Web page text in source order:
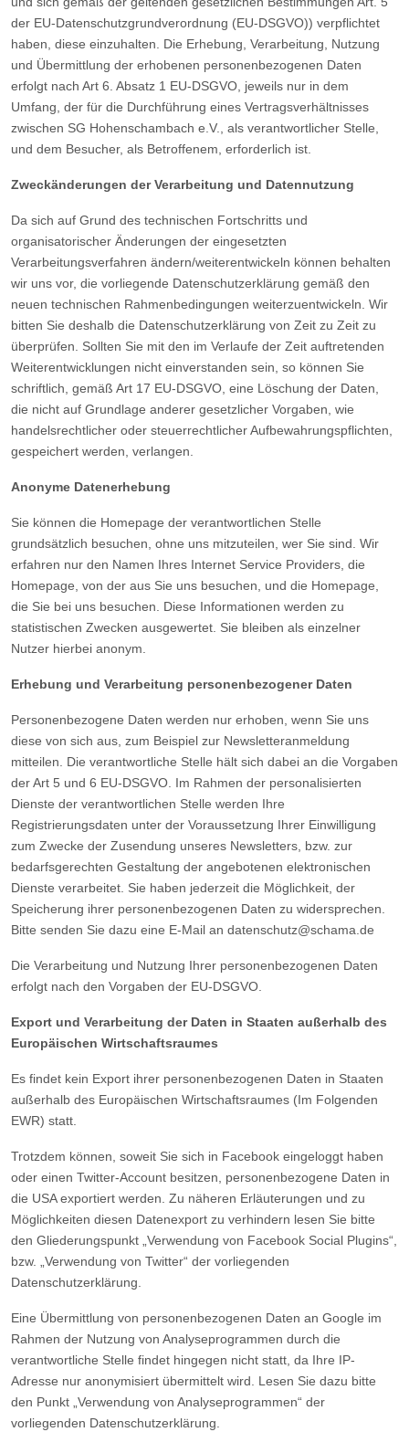
der EU-Datenschutzgrundverordnung (EU-DSGVO)) verpflichtet
haben, diese einzuhalten. Die Erhebung, Verarbeitung, Nutzung
und Übermittlung der erhobenen personenbezogenen Daten
erfolgt nach Art 6. Absatz 1 EU-DSGVO, jeweils nur in dem
Umfang, der für die Durchführung eines Vertragsverhältnisses
zwischen SG Hohenschambach e.V., als verantwortlicher Stelle,
und dem Besucher, als Betroffenem, erforderlich ist.
Zweckänderungen der Verarbeitung und Datennutzung
Da sich auf Grund des technischen Fortschritts und
organisatorischer Änderungen der eingesetzten
Verarbeitungsverfahren ändern/weiterentwickeln können behalten
wir uns vor, die vorliegende Datenschutzerklärung gemäß den
neuen technischen Rahmenbedingungen weiterzuentwickeln. Wir
bitten Sie deshalb die Datenschutzerklärung von Zeit zu Zeit zu
überprüfen. Sollten Sie mit den im Verlaufe der Zeit auftretenden
Weiterentwicklungen nicht einverstanden sein, so können Sie
schriftlich, gemäß Art 17 EU-DSGVO, eine Löschung der Daten,
die nicht auf Grundlage anderer gesetzlicher Vorgaben, wie
handelsrechtlicher oder steuerrechtlicher Aufbewahrungspflichten,
gespeichert werden, verlangen.
Anonyme Datenerhebung
Sie können die Homepage der verantwortlichen Stelle
grundsätzlich besuchen, ohne uns mitzuteilen, wer Sie sind. Wir
erfahren nur den Namen Ihres Internet Service Providers, die
Homepage, von der aus Sie uns besuchen, und die Homepage,
die Sie bei uns besuchen. Diese Informationen werden zu
statistischen Zwecken ausgewertet. Sie bleiben als einzelner
Nutzer hierbei anonym.
Erhebung und Verarbeitung personenbezogener Daten
Personenbezogene Daten werden nur erhoben, wenn Sie uns
diese von sich aus, zum Beispiel zur Newsletteranmeldung
mitteilen. Die verantwortliche Stelle hält sich dabei an die Vorgaben
der Art 5 und 6 EU-DSGVO. Im Rahmen der personalisierten
Dienste der verantwortlichen Stelle werden Ihre
Registrierungsdaten unter der Voraussetzung Ihrer Einwilligung
zum Zwecke der Zusendung unseres Newsletters, bzw. zur
bedarfsgerechten Gestaltung der angebotenen elektronischen
Dienste verarbeitet. Sie haben jederzeit die Möglichkeit, der
Speicherung ihrer personenbezogenen Daten zu widersprechen.
Bitte senden Sie dazu eine E-Mail an datenschutz@schama.de
Die Verarbeitung und Nutzung Ihrer personenbezogenen Daten
erfolgt nach den Vorgaben der EU-DSGVO.
Export und Verarbeitung der Daten in Staaten außerhalb des
Europäischen Wirtschaftsraumes
Es findet kein Export ihrer personenbezogenen Daten in Staaten
außerhalb des Europäischen Wirtschaftsraumes (Im Folgenden
EWR) statt.
Trotzdem können, soweit Sie sich in Facebook eingeloggt haben
oder einen Twitter-Account besitzen, personenbezogene Daten in
die USA exportiert werden. Zu näheren Erläuterungen und zu
Möglichkeiten diesen Datenexport zu verhindern lesen Sie bitte
den Gliederungspunkt „Verwendung von Facebook Social Plugins“,
bzw. „Verwendung von Twitter“ der vorliegenden
Datenschutzerklärung.
Eine Übermittlung von personenbezogenen Daten an Google im
Rahmen der Nutzung von Analyseprogrammen durch die
verantwortliche Stelle findet hingegen nicht statt, da Ihre IP-
Adresse nur anonymisiert übermittelt wird. Lesen Sie dazu bitte
den Punkt „Verwendung von Analyseprogrammen“ der
vorliegenden Datenschutzerklärung.